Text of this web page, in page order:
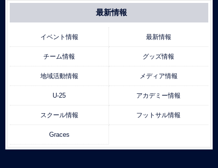
最新情報
イベント情報 最新情報
チーム情報 グッズ情報
地域活動情報 メディア情報
U-25 アカデミー情報
スクール情報 フットサル情報
Graces